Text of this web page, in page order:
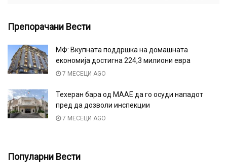
Препорачани Вести
МФ: Вкупната поддршка на домашната
економија достигна 224,3 милиони евра
7 МЕСЕЦИ AGO
Техеран бара од МААЕ да го осуди нападот
пред да дозволи инспекции
7 МЕСЕЦИ AGO
Популарни Вести